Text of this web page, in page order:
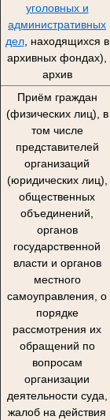
уголовных и
административных
дел, находящихся в
архивных фондах),
архив
Приём граждан
(физических лиц), в
том числе
представителей
организаций
(юридических лиц),
общественных
объединений,
органов
государственной
власти и органов
местного
самоуправления, о
порядке
рассмотрения их
обращений по
вопросам
организации
деятельности суда,
жалоб на действия